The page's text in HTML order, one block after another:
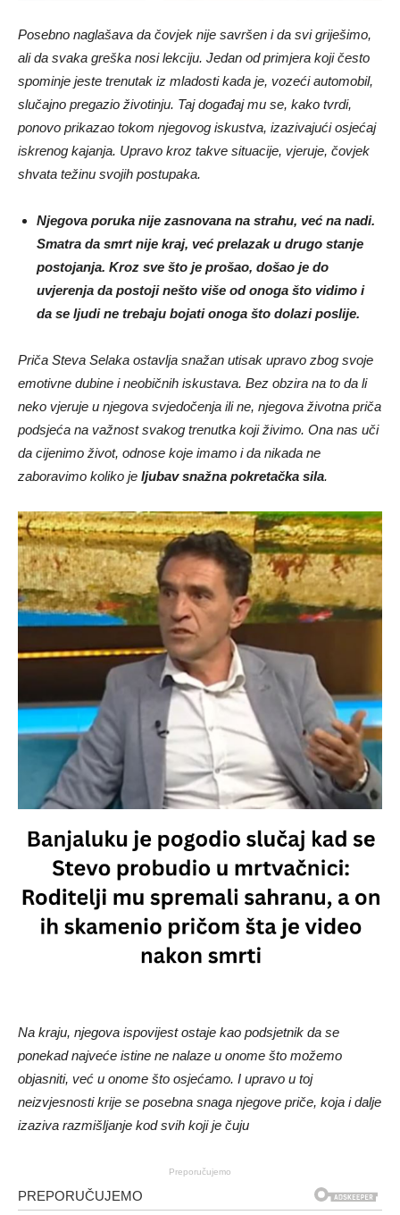
Posebno naglašava da čovjek nije savršen i da svi griješimo,
ali da svaka greška nosi lekciju. Jedan od primjera koji često
spominje jeste trenutak iz mladosti kada je, vozeći automobil,
slučajno pregazio životinju. Taj događaj mu se, kako tvrdi,
ponovo prikazao tokom njegovog iskustva, izazivajući osjećaj
iskrenog kajanja. Upravo kroz takve situacije, vjeruje, čovjek
shvata težinu svojih postupaka.
Njegova poruka nije zasnovana na strahu, već na nadi.
Smatra da smrt nije kraj, već prelazak u drugo stanje
postojanja. Kroz sve što je prošao, došao je do
uvjerenja da postoji nešto više od onoga što vidimo i
da se ljudi ne trebaju bojati onoga što dolazi poslije.
Priča Steva Selaka ostavlja snažan utisak upravo zbog svoje
emotivne dubine i neobičnih iskustava. Bez obzira na to da li
neko vjeruje u njegova svjedočenja ili ne, njegova životna priča
podsjeća na važnost svakog trenutka koji živimo. Ona nas uči
da cijenimo život, odnose koje imamo i da nikada ne
zaboravimo koliko je ljubav snažna pokretačka sila.
Na kraju, njegova ispovijest ostaje kao podsjetnik da se
ponekad najveće istine ne nalaze u onome što možemo
objasniti, već u onome što osjećamo. I upravo u toj
neizvjesnosti krije se posebna snaga njegove priče, koja i dalje
izaziva razmišljanje kod svih koji je čuju
Preporučujemo